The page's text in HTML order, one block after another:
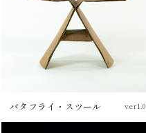
バタフライ・スツール
ver1.0